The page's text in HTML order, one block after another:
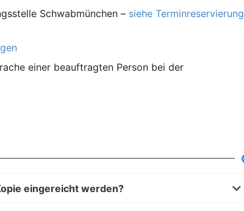
Schwabmünchen – siehe Terminreservierung
einer beauftragten Person bei der
eingereicht werden?